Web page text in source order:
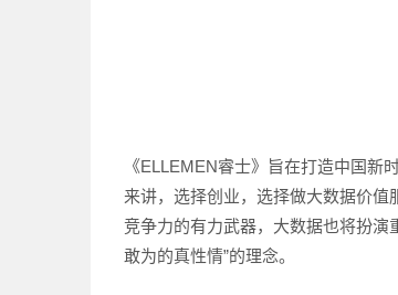
《ELLEMEN睿士》旨在打造中国
来讲，选择创业，选择做大数据价
竞争力的有力武器，大数据也将扮
敢为的真性情”的理念。